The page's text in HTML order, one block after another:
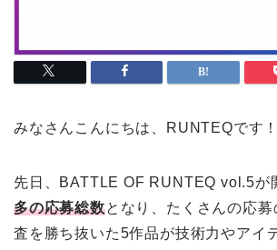
みなさんこんにちは、RUNTEQです！
先日、BATTLE OF RUNTEQ vol.5が
多の応募総数となり、たくさんの応募
査を勝ち抜いた5作品が技術力やアイ